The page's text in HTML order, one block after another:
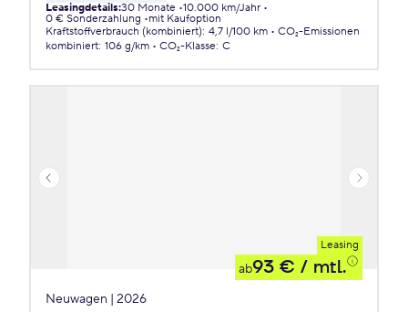
Leasingdetails:30 Monate 10.000 km/Jahr
0 € Sonderzahlung
mit Kaufoption
Kraftstoffverbrauch (kombiniert): 4,7 l/100 km
CO₂-Emissionen
kombiniert: 106 g/km CO₂-Klasse: C
Leasing
ab93 € / mtl.
Neuwagen | 2026